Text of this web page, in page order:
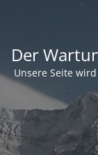
Der
Unsere Seite